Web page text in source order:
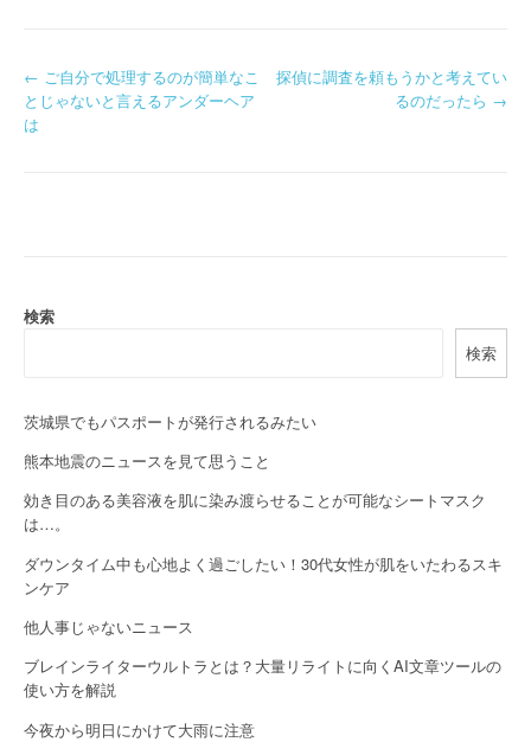
P
o
a
g
a
t
i
o
n
← ご自分で処理するのが簡単なこ
とじゃないと言えるアンダーヘア
は
探偵に調査を頼もうかと考えてい
るのだったら →
検索
検索
茨城県でもパスポートが発行されるみたい
熊本地震のニュースを見て思うこと
効き目のある美容液を肌に染み渡らせることが可能なシートマスク
は…。
ダウンタイム中も心地よく過ごしたい！30代女性が肌をいたわるスキ
ンケア
他人事じゃないニュース
ブレインライターウルトラとは？大量リライトに向くAI文章ツールの
使い方を解説
今夜から明日にかけて大雨に注意